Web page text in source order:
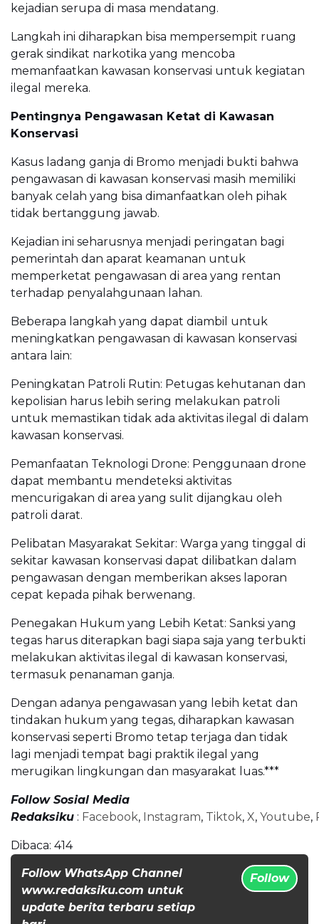
kejadian serupa di masa mendatang.
Langkah ini diharapkan bisa mempersempit ruang
gerak sindikat narkotika yang mencoba
memanfaatkan kawasan konservasi untuk kegiatan
ilegal mereka.
Pentingnya Pengawasan Ketat di Kawasan
Konservasi
Kasus ladang ganja di Bromo menjadi bukti bahwa
pengawasan di kawasan konservasi masih memiliki
banyak celah yang bisa dimanfaatkan oleh pihak
tidak bertanggung jawab.
Kejadian ini seharusnya menjadi peringatan bagi
pemerintah dan aparat keamanan untuk
memperketat pengawasan di area yang rentan
terhadap penyalahgunaan lahan.
Beberapa langkah yang dapat diambil untuk
meningkatkan pengawasan di kawasan konservasi
antara lain:
Peningkatan Patroli Rutin: Petugas kehutanan dan
kepolisian harus lebih sering melakukan patroli
untuk memastikan tidak ada aktivitas ilegal di dalam
kawasan konservasi.
Pemanfaatan Teknologi Drone: Penggunaan drone
dapat membantu mendeteksi aktivitas
mencurigakan di area yang sulit dijangkau oleh
patroli darat.
Pelibatan Masyarakat Sekitar: Warga yang tinggal di
sekitar kawasan konservasi dapat dilibatkan dalam
pengawasan dengan memberikan akses laporan
cepat kepada pihak berwenang.
Penegakan Hukum yang Lebih Ketat: Sanksi yang
tegas harus diterapkan bagi siapa saja yang terbukti
melakukan aktivitas ilegal di kawasan konservasi,
termasuk penanaman ganja.
Dengan adanya pengawasan yang lebih ketat dan
tindakan hukum yang tegas, diharapkan kawasan
konservasi seperti Bromo tetap terjaga dan tidak
lagi menjadi tempat bagi praktik ilegal yang
merugikan lingkungan dan masyarakat luas.***
Follow Sosial Media
Redaksiku : Facebook, Instagram, Tiktok, X, Youtube,
Dibaca: 414
Follow WhatsApp Channel
www.redaksiku.com untuk
update berita terbaru setiap
Follow